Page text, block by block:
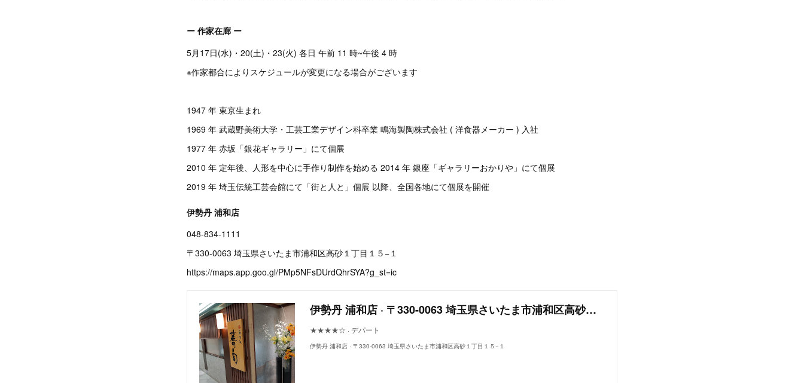
ー 作家在廊 ー
5月17日(水)・20(土)・23(火) 各日 午前 11 時~午後 4 時
※作家都合によりスケジュールが変更になる場合がございます
1947 年 東京生まれ
1969 年 武蔵野美術大学・工芸工業デザイン科卒業 鳴海製陶株式会社 ( 洋食器メーカー ) 入社
1977 年 赤坂「銀花ギャラリー」にて個展
2010 年 定年後、人形を中心に手作り制作を始める 2014 年 銀座「ギャラリーおかりや」にて個展
2019 年 埼玉伝統工芸会館にて「街と人と」個展 以降、全国各地にて個展を開催
伊勢丹 浦和店
048-834-1111
〒330-0063 埼玉県さいたま市浦和区高砂１丁目１５−１
https://maps.app.goo.gl/PMp5NFsDUrdQhrSYA?g_st=ic
伊勢丹 浦和店 · 〒330-0063 埼玉県さいたま市浦和区高砂１丁目１５−１
★★★★☆ · デパート
伊勢丹 浦和店 · 〒330-0063 埼玉県さいたま市浦和区高砂１丁目１５−１